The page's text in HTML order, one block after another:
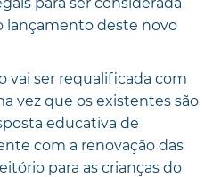
lançamento deste novo
vai ser requalificada com
vez que os existentes são
educativa de
com a renovação das
para as crianças do